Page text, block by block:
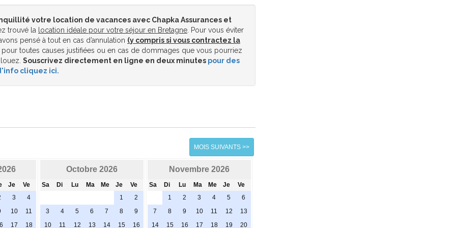
votre location de vacances avec Chapka Assurances et
trouvé la
location idéale pour votre séjour en Bretagne . Pour vous éviter
pensé à tout en cas d’annulation (y compris si vous contractez la
pour toutes causes justifiées ou en cas de dommages que vous pourriez
Souscrivez directement en ligne en deux minutes pour des
cliquez ici.
MOIS SUIVANTS >>
Je
Ve
3
4
10
11
17 18
Octobre 2026
Sa Di Lu Ma Me Je
Ve
1
2
3
4 5 6 7 8
9
10
11 12 13 14 15 16
Novembre 2026
Sa Di Lu Ma Me Je
Ve
1
2 3 4 5
6
7
8 9 10 11 12
13
14
15 16 17 18 19 20